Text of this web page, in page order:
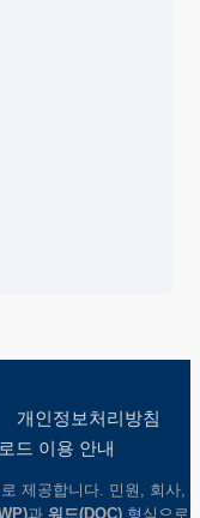
개인정보처리방침
드 이용 안내
제공합니다. 민원, 회사,
과 워드(DOC) 형식으로